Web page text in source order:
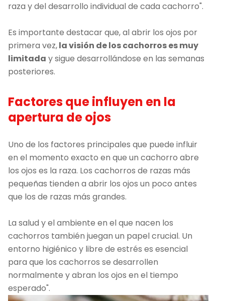
raza y del desarrollo individual de cada cachorro".
Es importante destacar que, al abrir los ojos por
primera vez,la visión de los cachorros es muy
limitada y sigue desarrollándose en las semanas
posteriores.
Factores que influyen en la
apertura de ojos
Uno de los factores principales que puede influir
en el momento exacto en que un cachorro abre
los ojos es la raza. Los cachorros de razas más
pequeñas tienden a abrir los ojos un poco antes
que los de razas más grandes.
La salud y el ambiente en el que nacen los
cachorros también juegan un papel crucial. Un
entorno higiénico y libre de estrés es esencial
para que los cachorros se desarrollen
normalmente y abran los ojos en el tiempo
esperado".